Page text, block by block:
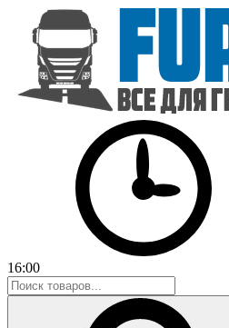
16:00